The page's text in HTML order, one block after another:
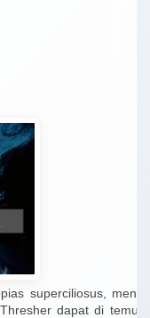
superciliosus,
dapat di